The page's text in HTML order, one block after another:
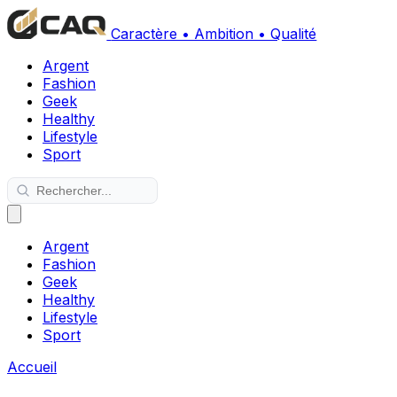
Caractère • Ambition • Qualité
Argent
Fashion
Geek
Healthy
Lifestyle
Sport
Argent
Fashion
Geek
Healthy
Lifestyle
Sport
Accueil